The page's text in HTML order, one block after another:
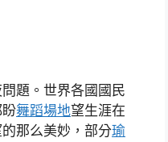
題。世界各國國民
舞蹈場地望生涯在
那么美妙，部分瑜